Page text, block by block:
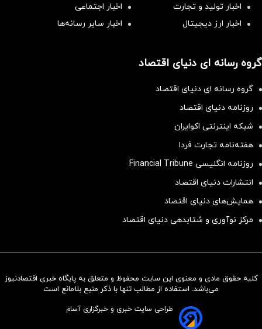
سرمایه‌گذاری همسنگ با شاخص
اخبار تولید و تجارت
اخبار اجتماعی
اخبار ارز دیجیتال
اخبار سایر رسانه‌‌ها
گروه رسانه ای دنیای اقتصاد
گروه رسانه ای دنیای اقتصاد
روزنامه دنیای اقتصاد
شبکه اینترنتی اکوایران
هفته‌نامه تجارت فردا
روزنامه انگلیسی Financial Tribune
انتشارات دنیای اقتصاد
همایش‌های دنیای اقتصاد
مرکز نوآوری و شتابدهی دنیای اقتصاد
کلیه حقوق مادی و معنوی این سایت محفوظ و متعلق به پایگاه خبری اقتصادنیوز
می‌باشد. استفاده از مطالب تنها با ذکر منبع بلامانع است
طراحی سایت خبری و خبرگزاری آسام